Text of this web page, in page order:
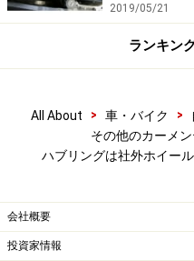
ホイールをしっかりハブ
はりナット（もしくはボ
ングを使って、あらかじ
しっかりとナットで締め
リングを使わないとナッ
善することもあるかもし
ホイールを正確にハブの
2019/05/21
ランキン
All About > 車・バイク >
その他のカーメ
ハブリングは社外ホイー
会社概要
投資家情報